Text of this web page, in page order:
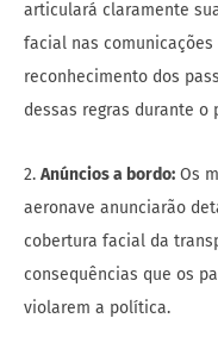
articulará claramente
facial nas
reconhecimento dos
dessas regras durante o
2. Anúncios a bordo: Os
aeronave anunciarão
cobertura facial da
consequências que os
violarem a política.